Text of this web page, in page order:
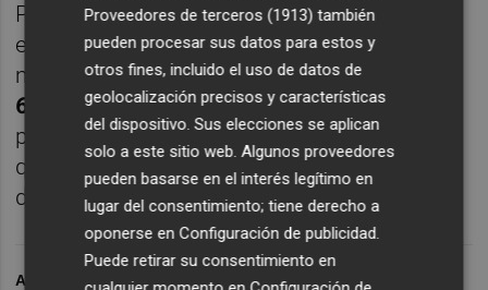
Puedessuscribirtepara recibir cada nuevo
episodio a través de WhatsApp enviando un
mensaje con el textoVEUS FE CEal
605.66.36.70.Si estás en un smartphone,
puedes hacerlo pinchandoaquí. Recuerda
que debes guardar el número en la agenda
de tu móvil.
ARCHIVADO EN
Proveedores de terceros (1913) también
pueden procesar sus datos para estos y
otros fines, incluido el uso de datos de
geolocalización precisos y características
del dispositivo. Sus elecciones se aplican
solo a este sitio web. Algunos proveedores
pueden basarse en el interés legítimo en
lugar del consentimiento; tiene derecho a
oponerse enConfiguración de publicidad
Puede retirar su consentimiento en